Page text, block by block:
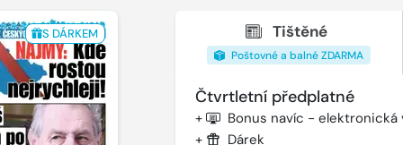
S DÁRKEM Tištěné
Poštovné a balné ZDARMA
Čtvrtletní předplatné
+ Bonus navíc - elektronická
+ Dárek